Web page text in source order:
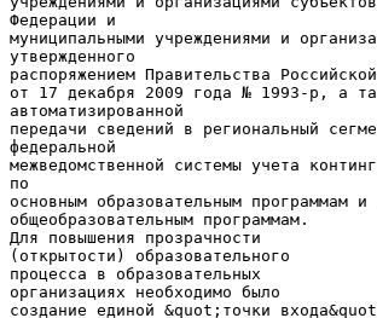
Федерации и
муниципальными учреждениями и
утвержденного
распоряжением Правительства
от 17 декабря 2009 года № 1993-р, а
автоматизированной
передачи сведений в региональный
федеральной
межведомственной системы учета
по
основным образовательным программам и
общеобразовательным программам.
Для повышения прозрачности
(открытости) образовательного
процесса в образовательных
организациях необходимо было
создание единой &quot;точки